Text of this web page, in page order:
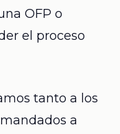
OFP o
el proceso
tanto a los
a